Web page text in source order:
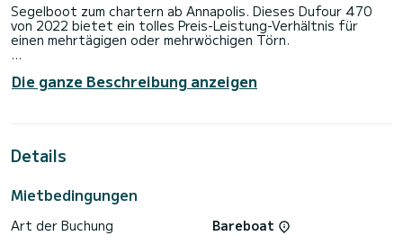
Segelboot zum chartern ab Annapolis. Dieses Dufour 470
von 2022 bietet ein tolles Preis-Leistung-Verhältnis für
einen mehrtägigen oder mehrwöchigen Törn.
Mit seinen 3 Kabinen kann das Schiff bis zu 6 Personen für
einen Törn aufnehmen.
Für Ihren Komfort verfügt Unforgettable über 2 Toiletten
Außenlautsprecher, USB-Steckdose, Grillplatte,
Die ganze Beschreibung anzeigen
Details
Mietbedingungen
Art der Buchung
Bareboat